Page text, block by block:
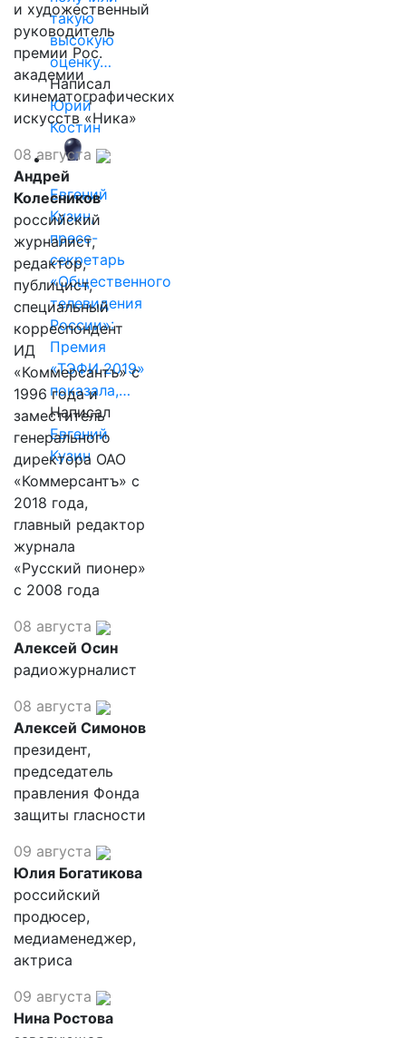
такую
высокую
оценку…
Написал
Юрий
Костин
Евгений
Кузин,
пресс-
секретарь
«Общественного
телевидения
России»:
Премия
«ТЭФИ 2019»
показала,…
Написал
Евгений
Кузин
и художественный
руководитель
премии Рос.
академии
кинематографических
искусств «Ника»
08 августа
Андрей
Колесников
российский
журналист,
редактор,
публицист,
специальный
корреспондент
ИД
«Коммерсантъ» с
1996 года и
заместитель
генерального
директора ОАО
«Коммерсантъ» с
2018 года,
главный редактор
журнала
«Русский пионер»
с 2008 года
08 августа
Алексей Осин
радиожурналист
08 августа
Алексей Симонов
президент,
председатель
правления Фонда
защиты гласности
09 августа
Юлия Богатикова
российский
продюсер,
медиаменеджер,
актриса
09 августа
Нина Ростова